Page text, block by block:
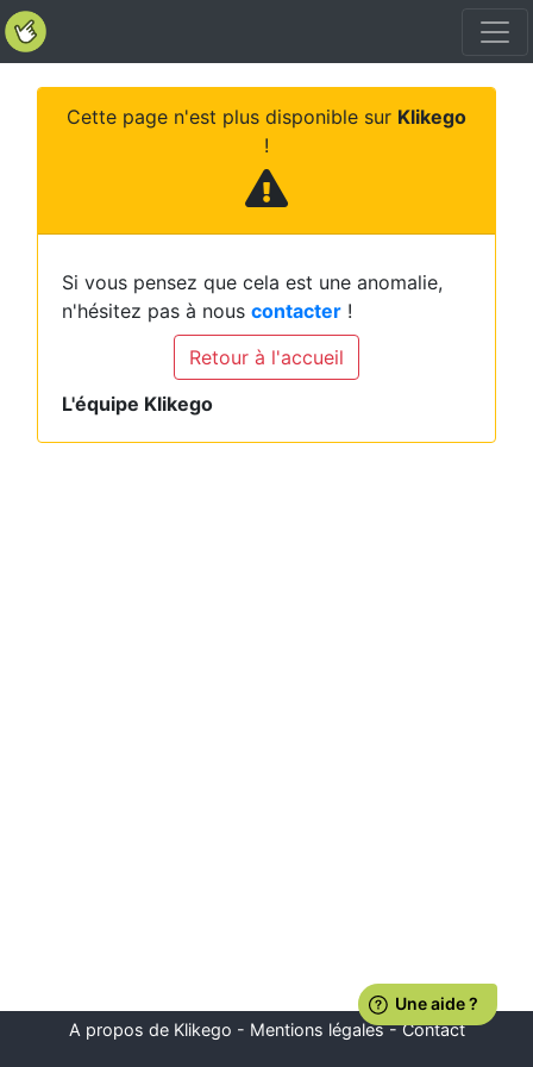
Cette page n'est plus disponible sur Klikego
!
Si vous pensez que cela est une anomalie,
n'hésitez pas à nous contacter !
Retour à l'accueil
L'équipe Klikego
A propos de Klikego - Mentions légales-Contact